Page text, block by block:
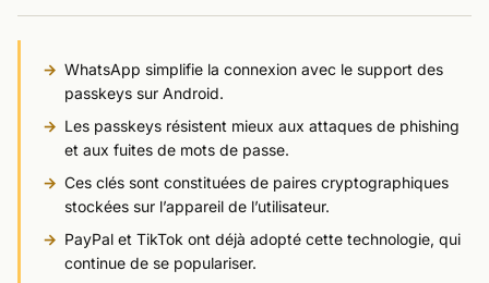
WhatsApp simplifie la connexion avec le support des
passkeys sur Android.
Les passkeys résistent mieux aux attaques de phishing
et aux fuites de mots de passe.
Ces clés sont constituées de paires cryptographiques
stockées sur l’appareil de l’utilisateur.
PayPal et TikTok ont déjà adopté cette technologie, qui
continue de se populariser.